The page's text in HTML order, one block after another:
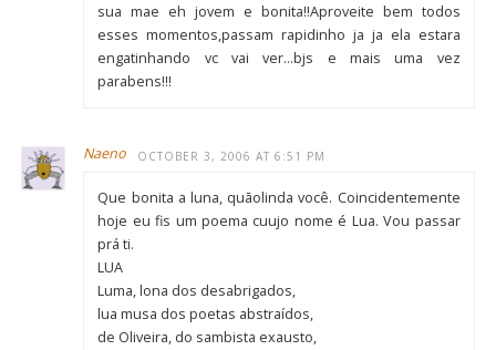
sua mae eh jovem e bonita!!Aproveite bem todos
esses momentos,passam rapidinho ja ja ela estara
engatinhando vc vai ver…bjs e mais uma vez
parabens!!!
Naeno OCTOBER 3, 2006 AT 6:51 PM
Que bonita a luna, quãolinda você. Coincidentemente
hoje eu fis um poema cuujo nome é Lua. Vou passar
prá ti.
LUA
Luma, lona dos desabrigados,
lua musa dos poetas abstraídos,
de Oliveira, do sambista exausto,